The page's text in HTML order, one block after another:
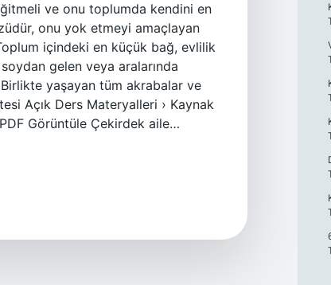
ve onu toplumda kendini en
onu yok etmeyi amaçlayan
içindeki en küçük bağ, evlilik
gelen veya aralarında
yaşayan tüm akrabalar ve
Açık Ders Materyalleri › Kaynak
Görüntüle Çekirdek aile…